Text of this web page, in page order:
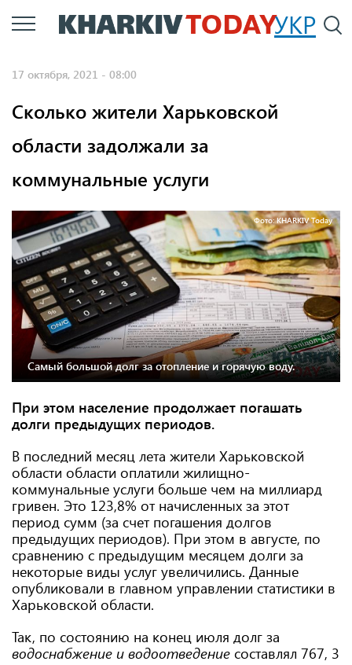
Перейти
к
УКР
17 октября, 2021 - 08:00
Сколько жители Харьковской
области задолжали за
коммунальные услуги
Фото: KHARKIV Today
Самый большой долг за отопление и горячую воду.
При этом население продолжает погашать
долги предыдущих периодов.
В последний месяц лета жители Харьковской
области области оплатили жилищно-
коммунальные услуги больше чем на миллиард
гривен. Это 123,8% от начисленных за этот
период сумм (за счет погашения долгов
предыдущих периодов). При этом в августе, по
сравнению с предыдущим месяцем долги за
некоторые виды услуг увеличились. Данные
опубликовали в главном управлении статистики в
Харьковской области.
Так, по состоянию на конец июля долг за
водоснабжение и водоотведение составлял 767, 3